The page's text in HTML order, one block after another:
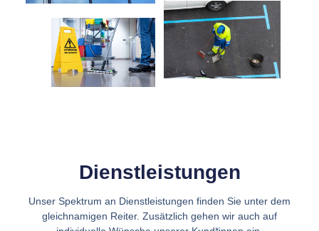
Dienstleistungen
Unser Spektrum an Dienstleistungen finden Sie unter dem
gleichnamigen Reiter. Zusätzlich gehen wir auch auf